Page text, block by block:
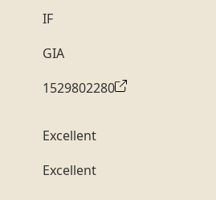
IF
GIA
1529802280
Excellent
Excellent